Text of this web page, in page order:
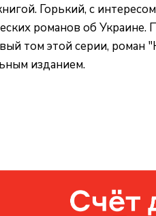
Горький, с
романов об
том этой серии,
изданием.